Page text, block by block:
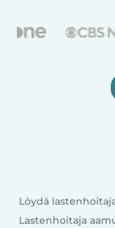
Löydä
Lastenhoitaja